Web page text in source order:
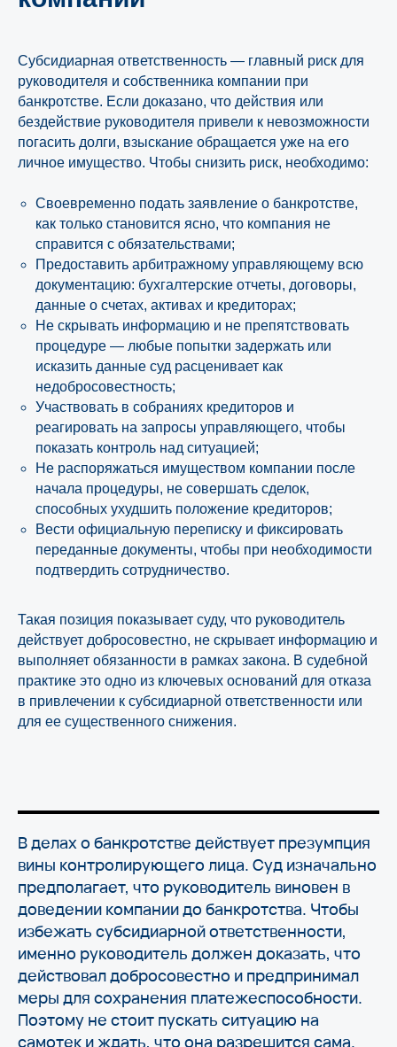
Субсидиарная ответственность — главный риск для
руководителя и собственника компании при
банкротстве. Если доказано, что действия или
бездействие руководителя привели к невозможности
погасить долги, взыскание обращается уже на его
личное имущество. Чтобы снизить риск, необходимо:
Своевременно подать заявление о банкротстве,
как только становится ясно, что компания не
справится с обязательствами;
Предоставить арбитражному управляющему всю
документацию: бухгалтерские отчеты, договоры,
данные о счетах, активах и кредиторах;
Не скрывать информацию и не препятствовать
процедуре — любые попытки задержать или
исказить данные суд расценивает как
недобросовестность;
Участвовать в собраниях кредиторов и
реагировать на запросы управляющего, чтобы
показать контроль над ситуацией;
Не распоряжаться имуществом компании после
начала процедуры, не совершать сделок,
способных ухудшить положение кредиторов;
Вести официальную переписку и фиксировать
переданные документы, чтобы при необходимости
подтвердить сотрудничество.
Такая позиция показывает суду, что руководитель
действует добросовестно, не скрывает информацию и
выполняет обязанности в рамках закона. В судебной
практике это одно из ключевых оснований для отказа
в привлечении к субсидиарной ответственности или
для ее существенного снижения.
В делах о банкротстве действует презумпция
вины контролирующего лица. Суд изначально
предполагает, что руководитель виновен в
доведении компании до банкротства. Чтобы
избежать субсидиарной ответственности,
именно руководитель должен доказать, что
действовал добросовестно и предпринимал
меры для сохранения платежеспособности.
Поэтому не стоит пускать ситуацию на
самотек и ждать, что она разрешится сама.